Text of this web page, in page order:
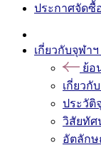
ประกาศจัดซื้
เกี่ยวกับจุฬาฯ
ย้อ
เกี่ยวกั
ประวัติ
วิสัยทัศ
อัตลัก